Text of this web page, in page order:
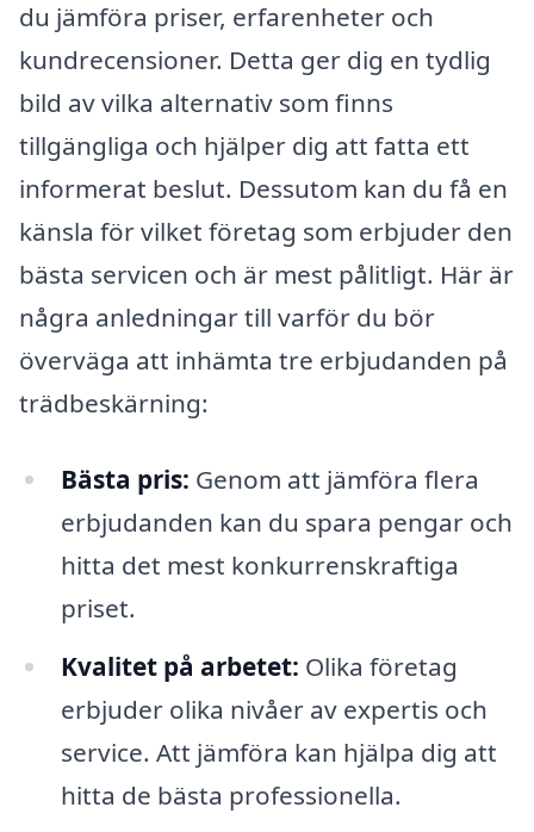
du jämföra priser, erfarenheter och
kundrecensioner. Detta ger dig en tydlig
bild av vilka alternativ som finns
tillgängliga och hjälper dig att fatta ett
informerat beslut. Dessutom kan du få en
känsla för vilket företag som erbjuder den
bästa servicen och är mest pålitligt. Här är
några anledningar till varför du bör
överväga att inhämta tre erbjudanden på
trädbeskärning:
Bästa pris: Genom att jämföra flera
erbjudanden kan du spara pengar och
hitta det mest konkurrenskraftiga
priset.
Kvalitet på arbetet: Olika företag
erbjuder olika nivåer av expertis och
service. Att jämföra kan hjälpa dig att
hitta de bästa professionella.